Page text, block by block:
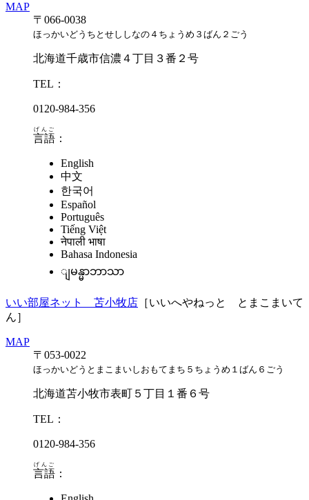
MAP
〒066-0038
ほっかいどうちとせししなの４ちょうめ３ばん２ごう
北海道千歳市信濃４丁目３番２号
TEL：
0120-984-356
言語
げんご
：
English
中文
한국어
Español
Português
Tiếng Việt
नेपाली भाषा
Bahasa Indonesia
ျမန္မာဘာသာ
いい部屋ネット 苫小牧店 ［いいへやねっと とまこまいて
ん］
MAP
〒053-0022
ほっかいどうとまこまいしおもてまち５ちょうめ１ばん６ごう
北海道苫小牧市表町５丁目１番６号
TEL：
0120-984-356
言語
げんご
：